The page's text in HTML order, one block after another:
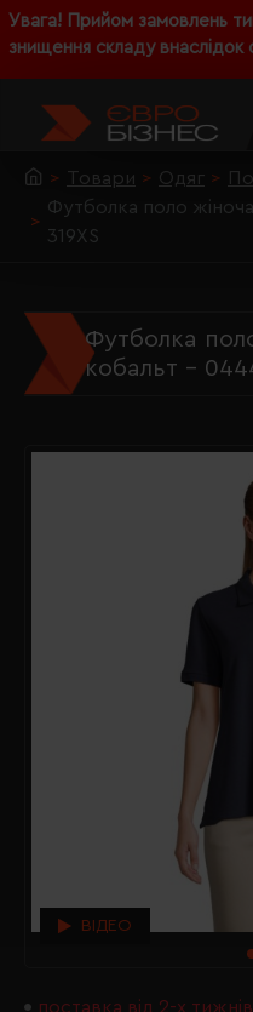
Увага! Прийом замовлень
знищення складу внаслідок
Товари Одяг
Футболка поло
319XS
Футболка
кобальт -
ВІДЕО
поставка від 2-х тижнів